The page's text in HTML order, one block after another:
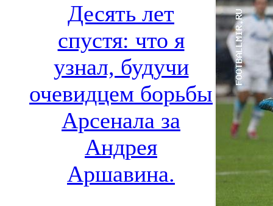
Десять лет
спустя: что я
узнал, будучи
очевидцем борьбы
Арсенала за
Андрея
Аршавина.